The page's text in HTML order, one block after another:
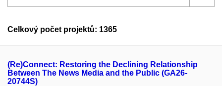
Celkový počet projektů: 1365
(Re)Connect: Restoring the Declining Relationship
Between The News Media and the Public (GA26-
20744S)